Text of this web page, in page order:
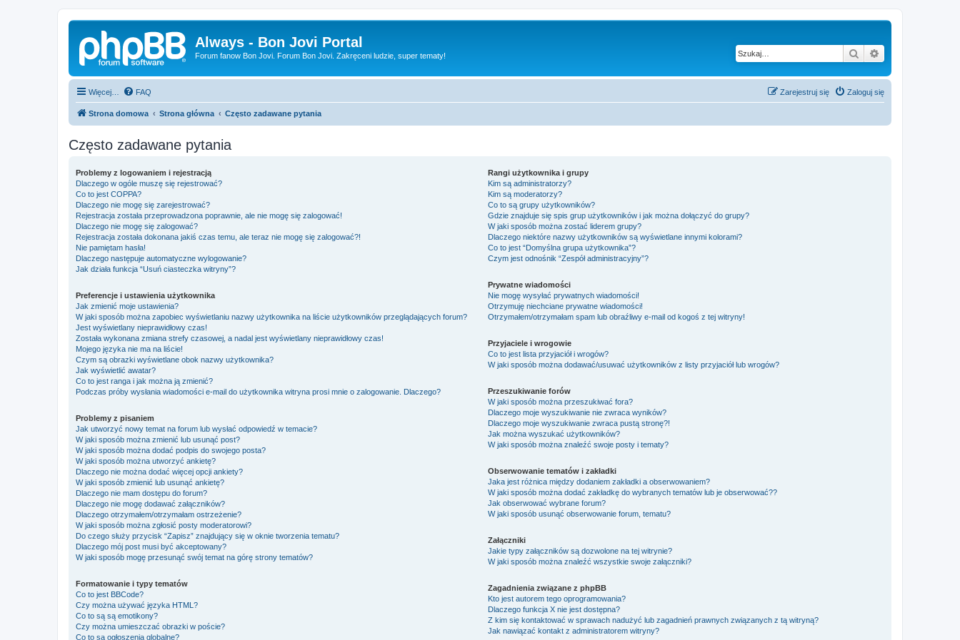
Always - Bon Jovi Portal
Forum fanow Bon Jovi. Forum Bon Jovi. Zakręceni ludzie, super tematy! Szukaj
Więcej… FAQ Zaloguj się
Zarejestruj się
Strona domowa Strona główna Często zadawane pytania
Często zadawane pytania
Problemy z logowaniem i rejestracją
Dlaczego w ogóle muszę się rejestrować?
Co to jest COPPA?
Dlaczego nie mogę się zarejestrować?
Rejestracja została przeprowadzona poprawnie, ale nie mogę się zalogować!
Dlaczego nie mogę się zalogować?
Rejestracja została dokonana jakiś czas temu, ale teraz nie mogę się zalogować?!
Nie pamiętam hasła!
Dlaczego następuje automatyczne wylogowanie?
Jak działa funkcja “Usuń ciasteczka witryny”?
Preferencje i ustawienia użytkownika
Jak zmienić moje ustawienia?
W jaki sposób można zapobiec wyświetlaniu nazwy użytkownika na liście użytkowników przeglądających forum?
Jest wyświetlany nieprawidłowy czas!
Została wykonana zmiana strefy czasowej, a nadal jest wyświetlany nieprawidłowy czas!
Mojego języka nie ma na liście!
Czym są obrazki wyświetlane obok nazwy użytkownika?
Jak wyświetlić awatar?
Co to jest ranga i jak można ją zmienić?
Podczas próby wysłania wiadomości e-mail do użytkownika witryna prosi mnie o zalogowanie. Dlaczego?
Problemy z pisaniem
Jak utworzyć nowy temat na forum lub wysłać odpowiedź w temacie?
W jaki sposób można zmienić lub usunąć post?
W jaki sposób można dodać podpis do swojego posta?
W jaki sposób można utworzyć ankietę?
Dlaczego nie można dodać więcej opcji ankiety?
W jaki sposób zmienić lub usunąć ankietę?
Dlaczego nie mam dostępu do forum?
Dlaczego nie mogę dodawać załączników?
Dlaczego otrzymałem/otrzymałam ostrzeżenie?
W jaki sposób można zgłosić posty moderatorowi?
Do czego służy przycisk “Zapisz” znajdujący się w oknie tworzenia tematu?
Dlaczego mój post musi być akceptowany?
W jaki sposób mogę przesunąć swój temat na górę strony tematów?
Formatowanie i typy tematów
Co to jest BBCode?
Czy można używać języka HTML?
Co to są są emotikony?
Czy można umieszczać obrazki w poście?
Co to są ogłoszenia globalne?
Rangi użytkownika i grupy
Kim są administratorzy?
Kim są moderatorzy?
Co to są grupy użytkowników?
Gdzie znajduje się spis grup użytkowników i jak można dołączyć do grupy?
W jaki sposób można zostać liderem grupy?
Dlaczego niektóre nazwy użytkowników są wyświetlane innymi kolorami?
Co to jest “Domyślna grupa użytkownika”?
Czym jest odnośnik “Zespół administracyjny”?
Prywatne wiadomości
Nie mogę wysyłać prywatnych wiadomości!
Otrzymuję niechciane prywatne wiadomości!
Otrzymałem/otrzymałam spam lub obraźliwy e-mail od kogoś z tej witryny!
Przyjaciele i wrogowie
Co to jest lista przyjaciół i wrogów?
W jaki sposób można dodawać/usuwać użytkowników z listy przyjaciół lub wrogów?
Przeszukiwanie forów
W jaki sposób można przeszukiwać fora?
Dlaczego moje wyszukiwanie nie zwraca wyników?
Dlaczego moje wyszukiwanie zwraca pustą stronę?!
Jak można wyszukać użytkowników?
W jaki sposób można znaleźć swoje posty i tematy?
Obserwowanie tematów i zakładki
Jaka jest różnica między dodaniem zakładki a obserwowaniem?
W jaki sposób można dodać zakładkę do wybranych tematów lub je obserwować??
Jak obserwować wybrane forum?
W jaki sposób usunąć obserwowanie forum, tematu?
Załączniki
Jakie typy załączników są dozwolone na tej witrynie?
W jaki sposób można znaleźć wszystkie swoje załączniki?
Zagadnienia związane z phpBB
Kto jest autorem tego oprogramowania?
Dlaczego funkcja X nie jest dostępna?
Z kim się kontaktować w sprawach nadużyć lub zagadnień prawnych związanych z tą witryną?
Jak nawiązać kontakt z administratorem witryny?